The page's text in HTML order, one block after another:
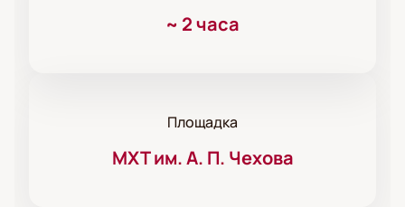
~ 2 часа
Площадка
МХТ им. А. П. Чехова